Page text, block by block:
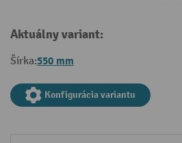
Aktuálny variant:
Šírka:550 mm
Konfigurácia variantu